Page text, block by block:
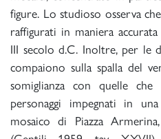
figure. Lo studioso osserva
raffigurati in maniera
III secolo d.C. Inoltre, per le
compaiono sulla spalla del
somiglianza con quelle
personaggi impegnati in
mosaico di Piazza